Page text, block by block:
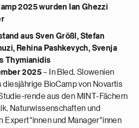
2025 wurden Ian Ghezzi
aus Sven Größl, Stefan
Rehina Pashkevych, Svenja
Thymianidis
2025– In Bled, Slowenien
diesjährige BioCamp von Novartis
rende aus den MINT-Fächern
Naturwissenschaften und
Expert*innen und Manager*innen